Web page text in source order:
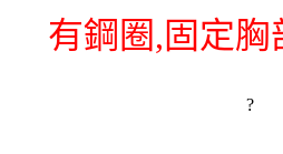
有鋼圈,固定胸
?